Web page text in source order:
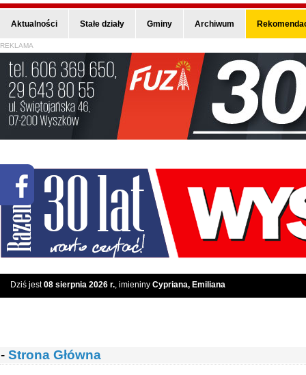
Aktualności Stałe działy Gminy Archiwum
REKLAMA
Dziś jest08 sierpnia 2026 r., imieniny Cypriana, Emiliana
- Strona Główna